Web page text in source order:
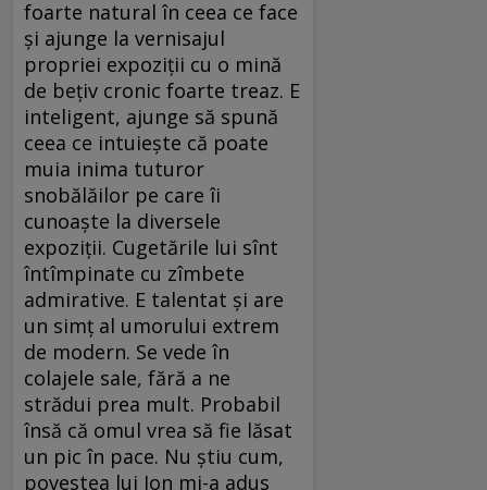
foarte natural în ceea ce face
şi ajunge la vernisajul
propriei expoziţii cu o mină
de beţiv cronic foarte treaz. E
inteligent, ajunge să spună
ceea ce intuieşte că poate
muia inima tuturor
snobălăilor pe care îi
cunoaşte la diversele
expoziţii. Cugetările lui sînt
întîmpinate cu zîmbete
admirative. E talentat şi are
un simţ al umorului extrem
de modern. Se vede în
colajele sale, fără a ne
strădui prea mult. Probabil
însă că omul vrea să fie lăsat
un pic în pace. Nu ştiu cum,
povestea lui Ion mi-a adus